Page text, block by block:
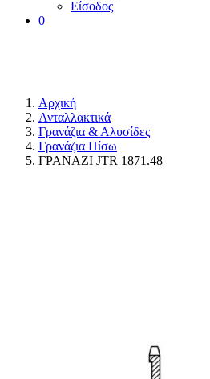
Είσοδος
0
Αρχική
Ανταλλακτικά
Γρανάζια & Αλυσίδες
Γρανάζια Πίσω
ΓΡΑΝΑΖΙ JTR 1871.48